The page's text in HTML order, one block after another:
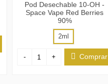
Pod Desechable 10-OH -
Space Vape Red Berries
90%
2ml
- + Comprar